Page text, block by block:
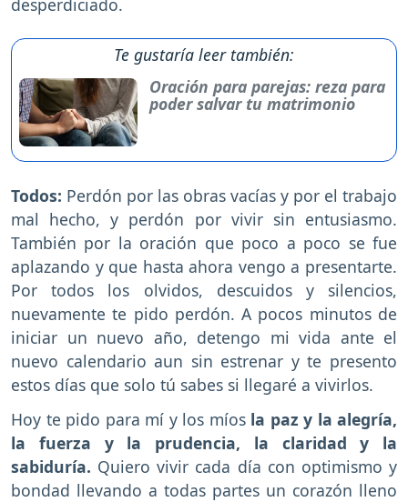
Te gustaría leer también:
Oración para parejas: reza para
poder salvar tu matrimonio
Todos: Perdón por las obras vacías y por el trabajo
mal hecho, y perdón por vivir sin entusiasmo.
También por la oración que poco a poco se fue
aplazando y que hasta ahora vengo a presentarte.
Por todos los olvidos, descuidos y silencios,
nuevamente te pido perdón. A pocos minutos de
iniciar un nuevo año, detengo mi vida ante el
nuevo calendario aun sin estrenar y te presento
estos días que solo tú sabes si llegaré a vivirlos.
Hoy te pido para mí y los míos la paz y la alegría,
la fuerza y la prudencia, la claridad y la
sabiduría. Quiero vivir cada día con optimismo y
bondad llevando a todas partes un corazón lleno